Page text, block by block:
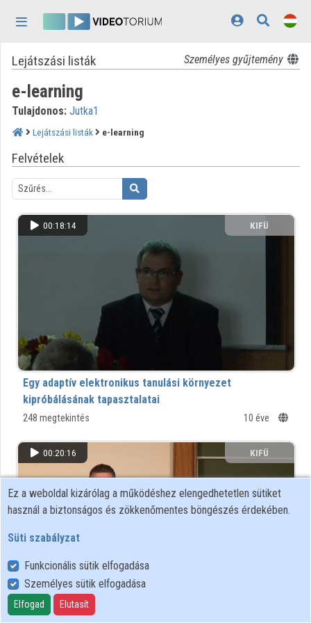
Kezdőlap
Bejelentkezés
Felfedezés
Lejátszási listák
Közreműködők
Lejátszási listák Személyes gyűjtemény
e-learning
Tulajdonos: Jutka1
Lejátszási listák e-learning
Felvételek
00:18:14 KIFÜ
Egy adaptív elektronikus tanulási környezet
kipróbálásának tapasztalatai
248 megtekintés 10 éve
00:20:16 KIFÜ
Képzési programok és új technológiák a
Ez a weboldal kizárólag a működéshez elengedhetetlen sütiket
használ a biztonságos és zökkenőmentes böngészés érdekében.
Süti szabályzat
Funkcionális sütik elfogadása
Személyes sütik elfogadása
Elfogad Elutasít